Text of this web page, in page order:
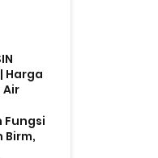
Harga
Air
Fungsi
Birm,